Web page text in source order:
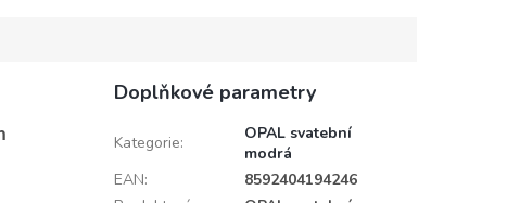
Doplňkové parametry
Kategorie:
OPAL svatební
modrá
EAN:
8592404194246